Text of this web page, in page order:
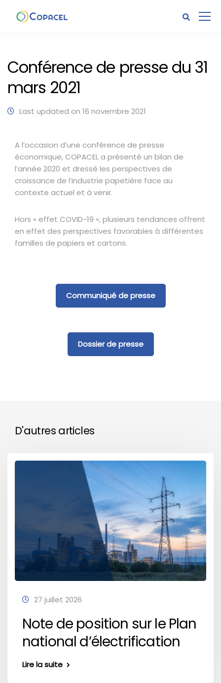
Conférence de presse du 31
mars 2021
Last updated on 16 novembre 2021
A l’occasion d’une conférence de presse
économique, COPACEL a présenté un bilan de
l’année 2020 et dressé les perspectives de
croissance de l’industrie papetière face au
contexte actuel et à venir.
Hors « effet COVID-19 », plusieurs tendances offrent
en effet des perspectives favorables à différentes
familles de papiers et cartons.
Communiqué de presse
Dossier de presse
D'autres articles
27 juillet 2026
Note de position sur le Plan
national d’électrification
Lire la suite